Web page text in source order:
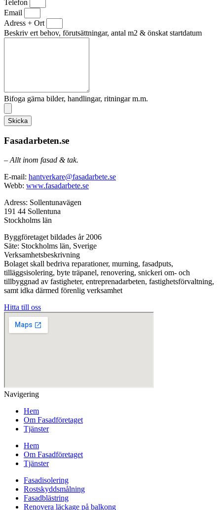
Telefon
Email
Adress + Ort
Beskriv ert behov, förutsättningar, antal m2 & önskat startdatum
Bifoga gärna bilder, handlingar, ritningar m.m.
Skicka
Fasadarbeten.se
– Allt inom fasad & tak.
E-mail: hantverkare@fasadarbete.se
Webb: www.fasadarbete.se
Adress: Sollentunavägen
191 44 Sollentuna
Stockholms län
Byggföretaget bildades år 2006
Säte: Stockholms län, Sverige
Verksamhetsbeskrivning
Bolaget skall bedriva reparationer, murning, fasadputs,
tilläggsisolering, byte träpanel, renovering, snickeri om- och
tillbyggnad av fastigheter, entreprenadarbeten, fastighetsförvaltning,
samt idka därmed förenlig verksamhet
Hitta till oss
Navigering
Hem
Om Fasadföretaget
Tjänster
Hem
Om Fasadföretaget
Tjänster
Fasadisolering
Rostskyddsmålning
Fasadblästring
Renovera läckage på balkong